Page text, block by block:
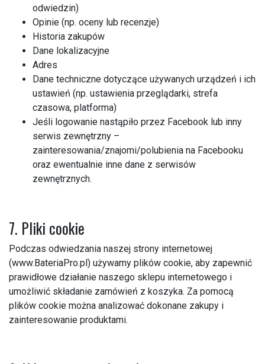
odwiedzin)
Opinie (np. oceny lub recenzje)
Historia zakupów
Dane lokalizacyjne
Adres
Dane techniczne dotyczące używanych urządzeń i ich
ustawień (np. ustawienia przeglądarki, strefa
czasowa, platforma)
Jeśli logowanie nastąpiło przez Facebook lub inny
serwis zewnętrzny –
zainteresowania/znajomi/polubienia na Facebooku
oraz ewentualnie inne dane z serwisów
zewnętrznych.
7. Pliki cookie
Podczas odwiedzania naszej strony internetowej
(www.BateriaPro.pl) używamy plików cookie, aby zapewnić
prawidłowe działanie naszego sklepu internetowego i
umożliwić składanie zamówień z koszyka. Za pomocą
plików cookie można analizować dokonane zakupy i
zainteresowanie produktami.